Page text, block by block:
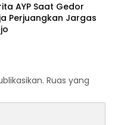
AYP Saat Gedor
Perjuangkan Jargas
Ruas yang